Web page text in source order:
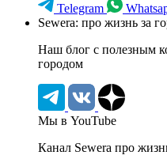
Telegram
Sewera: про жизнь за
Наш блог c полезным
городом
Мы в YouTube
Канал Sewera про